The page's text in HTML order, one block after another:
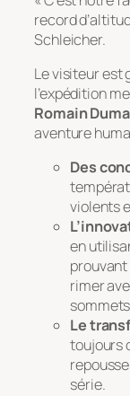
record
Schleicher.
Le visiteur est
l’expédition
Romain
aventure
Des
violents
en
rimer
Le
toujours
série.